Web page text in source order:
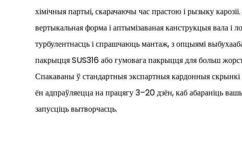
хімічныя партыі, скарачаючы час прастою і рызыку
вертыкальная форма і аптымізаваная канструкцыя вала і
турбулентнасць і спрашчаюць мантаж, з опцыямі
пакрыцця SUS316 або гумовага пакрыцця для больш
Спакаваны ў стандартныя экспартныя кардонныя скрынкі
ён адпраўляецца на працягу 3–20 дзён, каб абараніць
запусціць вытворчасць.